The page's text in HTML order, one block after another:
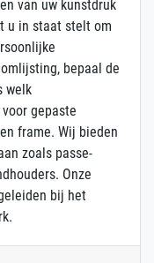
van uw kunstdruk
u in staat stelt om
bepaal de
welk
gepaste
frame. Wij bieden
zoals passe-
Onze
bij het